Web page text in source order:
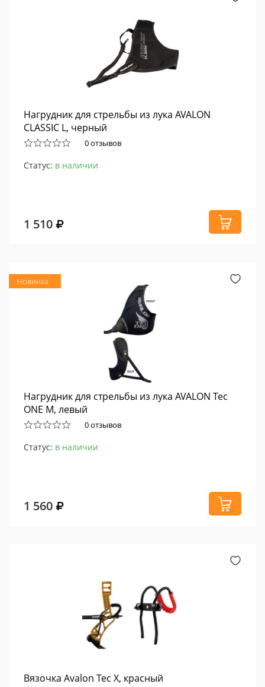
Нагрудник для стрельбы из лука AVALON
CLASSIC L, черный
0 отзывов
Статус: в наличии
1 510
Новинка
Нагрудник для стрельбы из лука AVALON Tec
ONE M, левый
0 отзывов
Статус: в наличии
1 560
Вязочка Avalon Tec X, красный